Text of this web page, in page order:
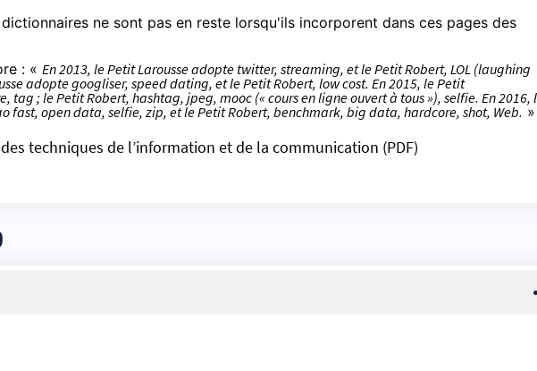
ne sont pas en reste lorsqu'ils incorporent dans ces pages des
: « En 2013, le Petit Larousse adopte twitter, streaming, et le Petit Robert, LOL (laughing
adopte googliser, speed dating, et le Petit Robert, low cost. En 2015, le Petit
tag ; le Petit Robert, hashtag, jpeg, mooc (« cours en ligne ouvert à tous »), selfie. En 2016,
fast, open data, selfie, zip, et le Petit Robert, benchmark, big data, hardcore, shot, Web. »
techniques de l’information et de la communication (PDF)